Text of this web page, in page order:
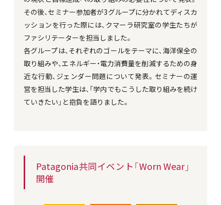
その後、セミナー参加者が3グループに分かれてディスカ
ッションを行った際には、クマーラ研究室の学生たちが
ファシリテーターを担当しました。
各グループは、それぞれのゴールをテーマに、海洋保全の
取り組みや、エネルギー・電力消費量を削減するための身
近な行動、ジェンダー問題について発表。セミナーの運
営を担当した学生は、「学内でもこうした取り組みを続け
ていきたい」と抱負を語りました。
Patagonia共同イベント「Worn Wear」
開催